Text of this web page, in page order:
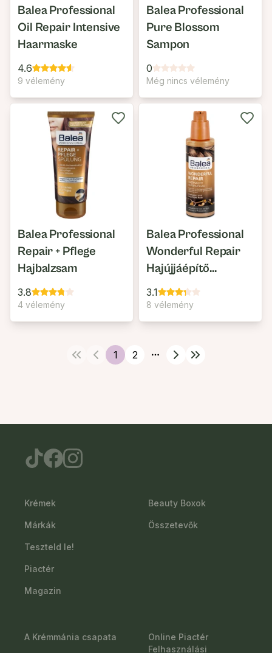
Balea Professional
Oil Repair Intensive
Haarmaske
4.6
9 vélemény
Balea Professional
Pure Blossom
Sampon
0
Még nincs vélemény
Balea Professional
Repair + Pflege
Hajbalzsam
3.8
4 vélemény
Balea Professional
Wonderful Repair
Hajújjáépítő
Éjszakai Fluid
3.1
8 vélemény
1 2
More pages
Krémek
Márkák
Teszteld le!
Piactér
Magazin
Beauty Boxok
Összetevők
A Krémmánia csapata
Online Piactér
Felhasználási